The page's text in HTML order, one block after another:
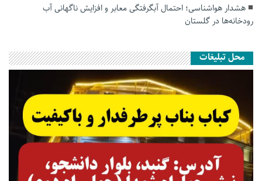
هشدار هواشناسی؛ احتمال آبگرفتگی معابر و افزایش ناگهانی آب
رودخانه‌ها در گلستان
محل تبلیغات